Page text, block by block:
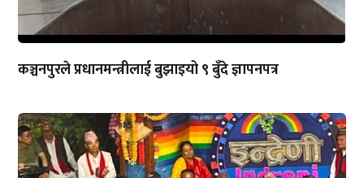
कञ्चनपुरले प्रधानमन्त्रीलाई बुझाइयो ९ बुँदे ज्ञापनपत्र